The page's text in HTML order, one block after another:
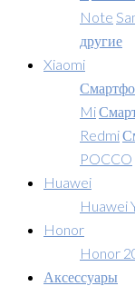
Note
другие
Xiaomi
Mi
Redmi
POCCO
Huawei
Huawei
Honor
Honor
Аксессуары